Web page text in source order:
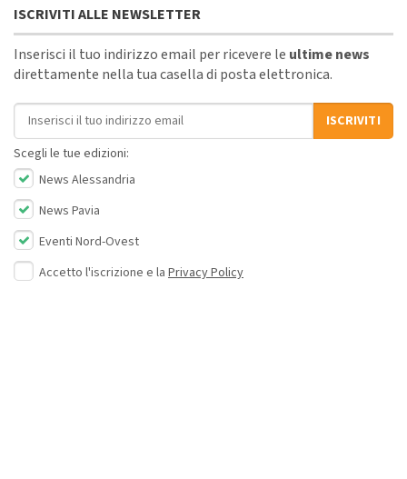
ISCRIVITI ALLE NEWSLETTER
Inserisci il tuo indirizzo email per ricevere le ultime news
direttamente nella tua casella di posta elettronica.
Indirizzo email
ISCRIVITI
Scegli le tue edizioni:
News Alessandria
News Pavia
Eventi Nord-Ovest
Accetto l'iscrizione e la Privacy Policy